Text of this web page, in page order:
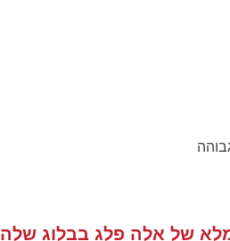
של אלה פלג בבלוג שלה